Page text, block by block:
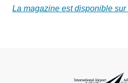
La magazine est disponible
Administration